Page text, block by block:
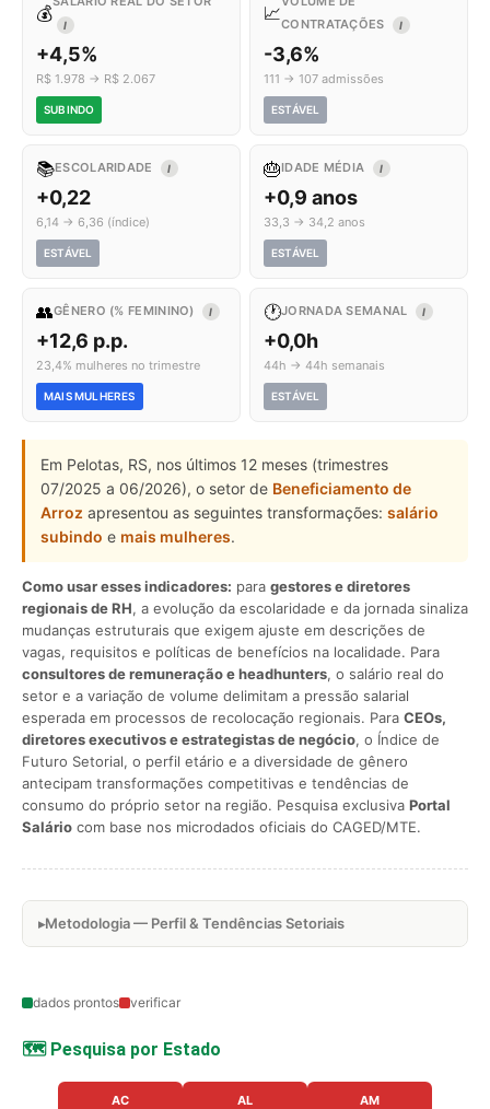
💰
I
+4,5%
R$ 1.978 → R$ 2.067
SUBINDO
📈CONTRATAÇÕES
I
-3,6%
111 → 107 admissões
ESTÁVEL
📚ESCOLARIDADE I
+0,22
6,14 → 6,36 (índice)
ESTÁVEL
🎂IDADE MÉDIA I
+0,9 anos
33,3 → 34,2 anos
ESTÁVEL
👥GÊNERO (% FEMININO) I
+12,6 p.p.
23,4% mulheres no trimestre
MAIS MULHERES
🕐JORNADA SEMANAL I
+0,0h
44h → 44h semanais
ESTÁVEL
Em Pelotas, RS, nos últimos 12 meses (trimestres
07/2025 a 06/2026), o setor de Beneficiamento de
Arroz apresentou as seguintes transformações: salário
subindo e mais mulheres.
Como usar esses indicadores: para gestores e diretores
regionais de RH, a evolução da escolaridade e da jornada sinaliza
mudanças estruturais que exigem ajuste em descrições de
vagas, requisitos e políticas de benefícios na localidade. Para
consultores de remuneração e headhunters, o salário real do
setor e a variação de volume delimitam a pressão salarial
esperada em processos de recolocação regionais. Para CEOs,
diretores executivos e estrategistas de negócio, o Índice de
Futuro Setorial, o perfil etário e a diversidade de gênero
antecipam transformações competitivas e tendências de
consumo do próprio setor na região. Pesquisa exclusiva Portal
Salário com base nos microdados oficiais do CAGED/MTE.
Metodologia — Perfil & Tendências Setoriais
dados prontos verificar
🗺️ Pesquisa por Estado
AC AL AM